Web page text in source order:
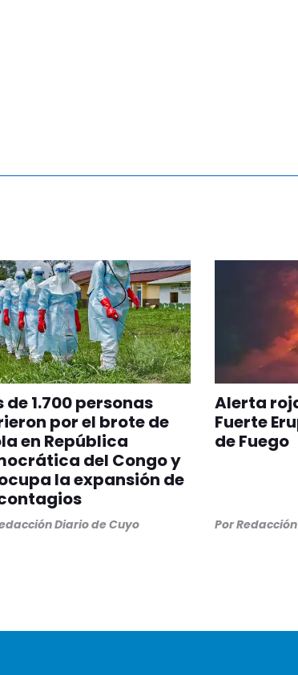
de 1.700 personas
por el brote de
en República
del Congo y
la expansión de
Diario de Cuyo
Alerta
Fuerte
de Fuego
Por